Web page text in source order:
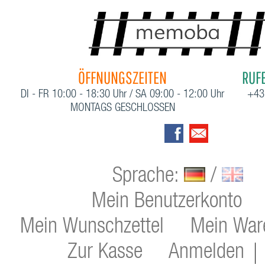
ÖFFNUNGSZEITEN
DI - FR 10:00 - 18:30 Uhr / SA 09:00 - 12:00 Uhr
MONTAGS GESCHLOSSEN
Sprache:
/
Mein Benutzerkonto
Mein Wunschzettel
Mein
Zur Kasse
Anmelden